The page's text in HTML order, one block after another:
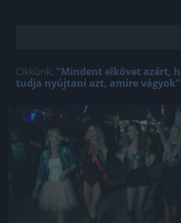
Cikkünk: "Mindent elkövet azért,
tudja nyújtani azt, amire vágyok"
Jön még kép!